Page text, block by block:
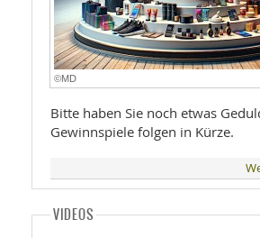
©MD
Bitte haben Sie noch etwas
Gewinnspiele folgen in Kürze.
VIDEOS